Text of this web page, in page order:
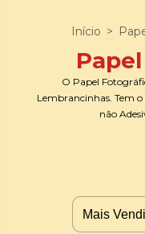
Início >
O Papel
Lembrancinhas. Tem
não